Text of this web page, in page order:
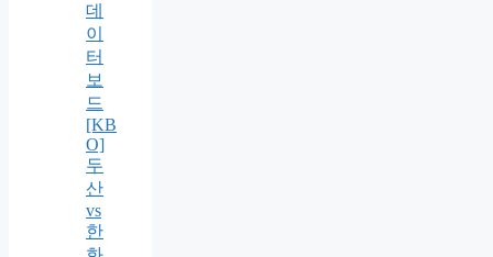
데
이
터
보
드
[KB
O]
두
산
vs
한